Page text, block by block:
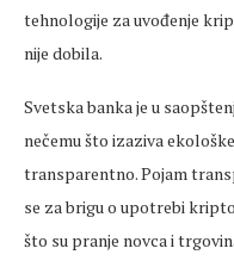
tehnologije za uvođenje
nije dobila.
Svetska banka je u
nečemu što izaziva
transparentno. Pojam
se za brigu o upotrebi
što su pranje novca i